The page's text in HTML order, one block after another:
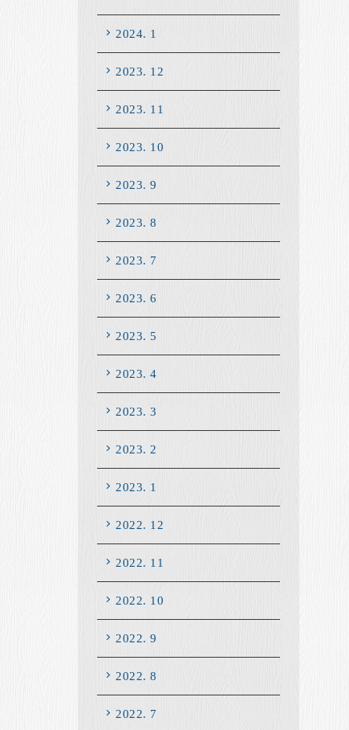
2024. 1
2023. 12
2023. 11
2023. 10
2023. 9
2023. 8
2023. 7
2023. 6
2023. 5
2023. 4
2023. 3
2023. 2
2023. 1
2022. 12
2022. 11
2022. 10
2022. 9
2022. 8
2022. 7